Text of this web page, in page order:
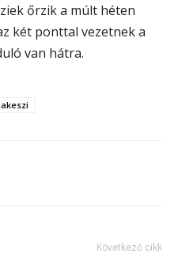
őrzik a múlt héten
két ponttal vezetnek a
van hátra.
Következő cikk